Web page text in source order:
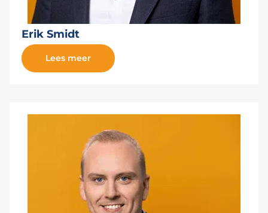
Erik Smidt
Lees meer